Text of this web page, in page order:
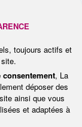
toute
que La
et
toujours actifs et
consentement, La
déposer des
ainsi que vous
et adaptées à